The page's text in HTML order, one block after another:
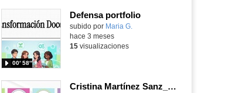
Defensa portfolio
Contenido educativo.
subido por Maria G.
00′ 58″
hace 3 meses
15visualizaciones
Cristina Martínez Sanz_CID_Grupo A_0082_Defensa del portfolio